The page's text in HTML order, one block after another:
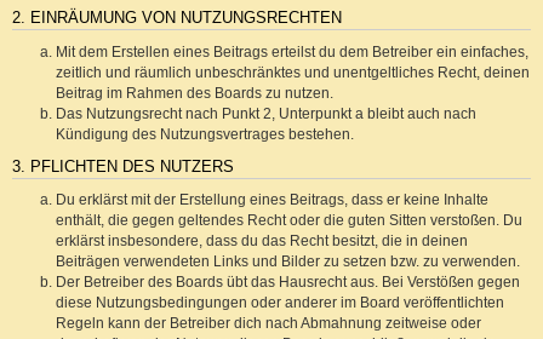
2. EINRÄUMUNG VON NUTZUNGSRECHTEN
Mit dem Erstellen eines Beitrags erteilst du dem Betreiber ein einfaches,
zeitlich und räumlich unbeschränktes und unentgeltliches Recht, deinen
Beitrag im Rahmen des Boards zu nutzen.
Das Nutzungsrecht nach Punkt 2, Unterpunkt a bleibt auch nach
Kündigung des Nutzungsvertrages bestehen.
3. PFLICHTEN DES NUTZERS
Du erklärst mit der Erstellung eines Beitrags, dass er keine Inhalte
enthält, die gegen geltendes Recht oder die guten Sitten verstoßen. Du
erklärst insbesondere, dass du das Recht besitzt, die in deinen
Beiträgen verwendeten Links und Bilder zu setzen bzw. zu verwenden.
Der Betreiber des Boards übt das Hausrecht aus. Bei Verstößen gegen
diese Nutzungsbedingungen oder anderer im Board veröffentlichten
Regeln kann der Betreiber dich nach Abmahnung zeitweise oder